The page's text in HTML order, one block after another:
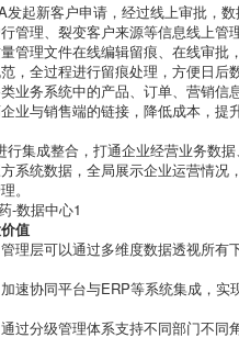
发起新客户申请，经过线上审批，
管理、裂变客户来源等信息线上管
量管理文件在线编辑留痕、在线审
，全过程进行留痕处理，方便日后
类业务系统中的产品、订单、营销信
业与销售端的链接，降低成本，提
行集成整合，打通企业经营业务数
方系统数据，全局展示企业运营情
。
值
理层可以通过多维度数据透视所
速协同平台与ERP等系统集成，
过分级管理体系支持不同部门不同